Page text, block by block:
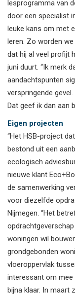
lesprogramma van
door een specialist
leuke kans om met
leren. Zo worden
dat hij al veel profijt
juni duurt. “Ik merk
aandachtspunten
verspringende
Dat geef ik dan aan
Eigen projecten
“Het HSB-project
bestond uit een
ecologisch
nieuwe klant
de samenwerking
voor diezelfde
Nijmegen. “Het
woningen wil
grondgebonden
vloeroppervlak
interessant om mee
bijna klaar. In maart